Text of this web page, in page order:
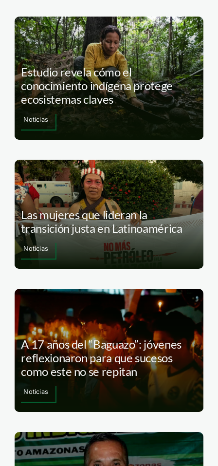
Estudio revela cómo el
conocimiento indígena protege
ecosistemas claves
Noticias
Las mujeres que lideran la
transición justa en Latinoamérica
Noticias
A 17 años del “Baguazo”: jóvenes
reflexionaron para que sucesos
como este no se repitan
Noticias